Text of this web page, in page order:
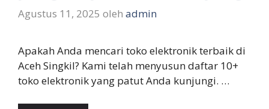
Agustus 11, 2025 oleh admin
Apakah Anda mencari toko elektronik terbaik di
Aceh Singkil? Kami telah menyusun daftar 10+
toko elektronik yang patut Anda kunjungi. …